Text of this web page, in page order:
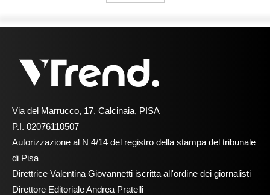
Via del Marrucco, 17, Calcinaia, PISA
P.I. 02076110507
Autorizzazione al N 4/14 del registro della stampa del tribunale
di Pisa
Direttrice Valentina Giovannetti iscritta all'ordine dei giornalisti
Direttore Editoriale Andrea Pratelli